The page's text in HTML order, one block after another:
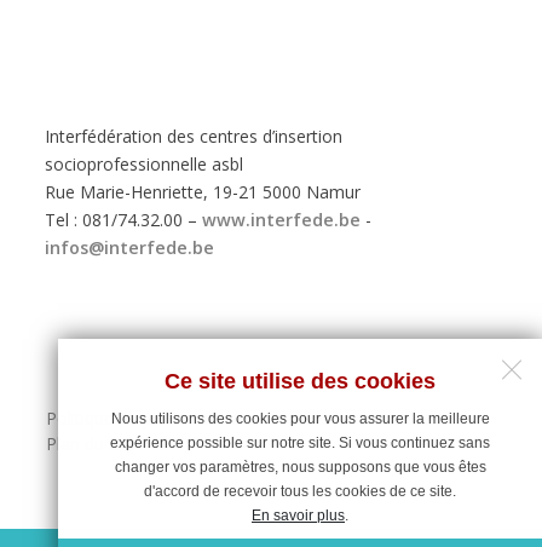
Ce site utilise des cookies
Nous utilisons des cookies pour vous assurer la meilleure
expérience possible sur notre site. Si vous continuez sans
changer vos paramètres, nous supposons que vous êtes
d'accord de recevoir tous les cookies de ce site.
En savoir plus.
Interfédération des centres d’insertion
socioprofessionnelle asbl
Rue Marie-Henriette, 19-21 5000 Namur
Tel : 081/74.32.00 –www.interfede.be -
infos@interfede.be
Politique de protection des données personnelles
Plan du site